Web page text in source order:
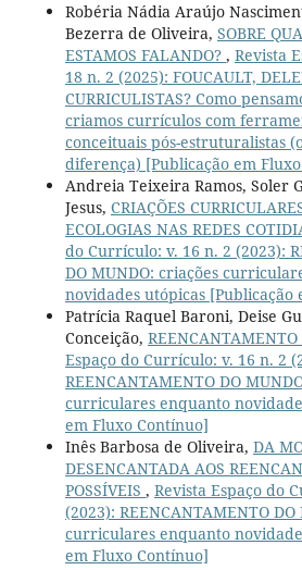
Robéria Nádia Araújo
Bezerra de Oliveira, SOBRE
ESTAMOS FALANDO? , Revista
18 n. 2 (2025): FOUCAULT,
CURRICULISTAS? Como
criamos currículos com
conceituais pós-estruturalistas
diferença) [Publicação em
Andreia Teixeira Ramos, Soler
Jesus, CRIAÇÕES
ECOLOGIAS NAS REDES
do Currículo: v. 16 n. 2 (2023):
DO MUNDO: criações
novidades utópicas [Publicação
Patrícia Raquel Baroni, Deise
Conceição,
Espaço do Currículo: v. 16 n. 2
REENCANTAMENTO DO
curriculares enquanto
em Fluxo Contínuo]
Inês Barbosa de Oliveira, DA
DESENCANTADA AOS
POSSÍVEIS , Revista Espaço do
(2023): REENCANTAMENTO
curriculares enquanto
em Fluxo Contínuo]